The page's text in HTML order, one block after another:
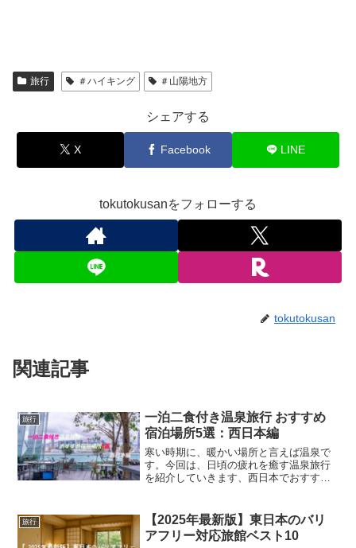
旅行 ＃ハイキング ＃山陽地方
シェアする
X Facebook LINE
tokutokusanをフォローする
tokutokusan
関連記事
旅行
一泊二食付き温泉旅行 おすすめ
宿泊場所5選：西日本編
寒い時期に、暖かい場所と言えば温泉で
す。今回は、日頃の疲れを癒す温泉旅行
を紹介していきます、西日本でおすすめ
泉旅行を検討するときは参考にしてみて
下さい。城崎温泉「西村屋...
旅行
【2025年最新版】東日本のバリ
アフリー対応旅館ベスト10